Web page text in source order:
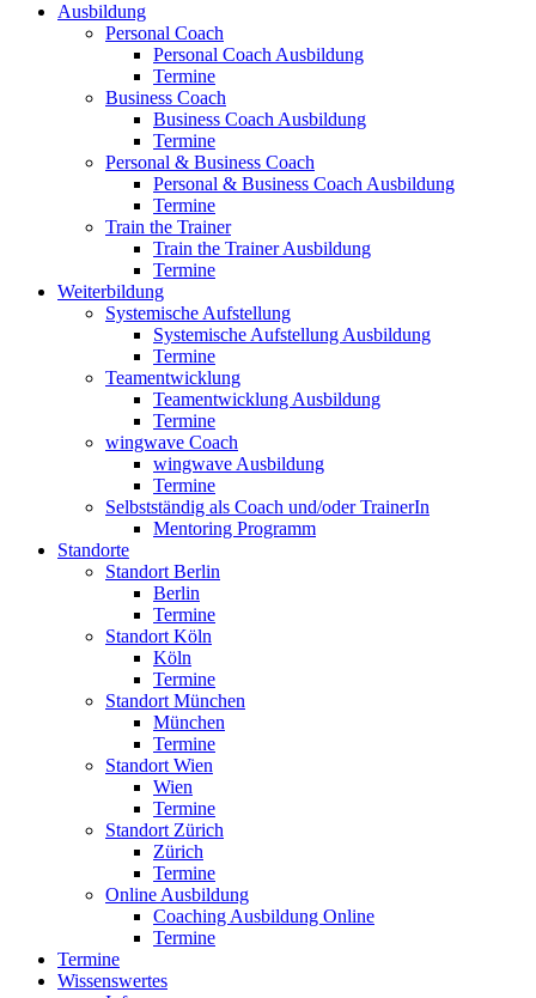
Ausbildung
Personal Coach
Personal Coach Ausbildung
Termine
Business Coach
Business Coach Ausbildung
Termine
Personal & Business Coach
Personal & Business Coach Ausbildung
Termine
Train the Trainer
Train the Trainer Ausbildung
Termine
Weiterbildung
Systemische Aufstellung
Systemische Aufstellung Ausbildung
Termine
Teamentwicklung
Teamentwicklung Ausbildung
Termine
wingwave Coach
wingwave Ausbildung
Termine
Selbstständig als Coach und/oder TrainerIn
Mentoring Programm
Standorte
Standort Berlin
Berlin
Termine
Standort Köln
Köln
Termine
Standort München
München
Termine
Standort Wien
Wien
Termine
Standort Zürich
Zürich
Termine
Online Ausbildung
Coaching Ausbildung Online
Termine
Termine
Wissenswertes